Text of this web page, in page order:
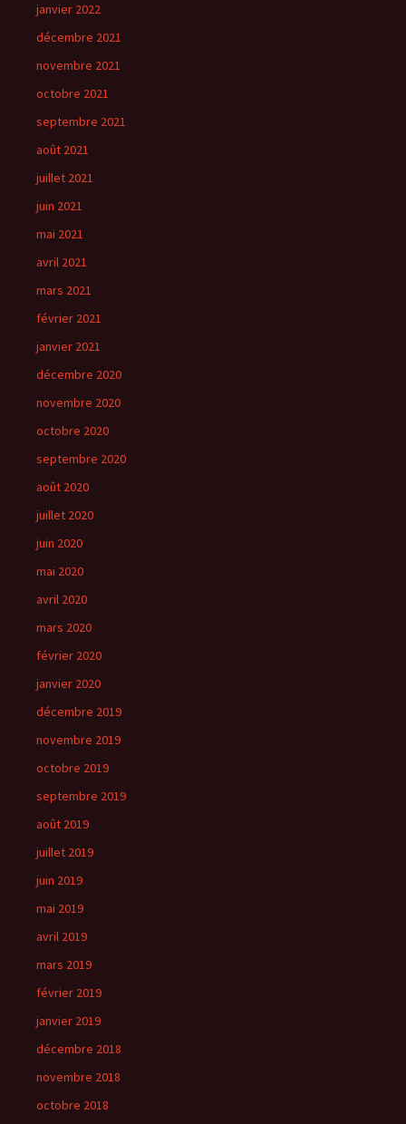
janvier 2022
décembre 2021
novembre 2021
octobre 2021
septembre 2021
août 2021
juillet 2021
juin 2021
mai 2021
avril 2021
mars 2021
février 2021
janvier 2021
décembre 2020
novembre 2020
octobre 2020
septembre 2020
août 2020
juillet 2020
juin 2020
mai 2020
avril 2020
mars 2020
février 2020
janvier 2020
décembre 2019
novembre 2019
octobre 2019
septembre 2019
août 2019
juillet 2019
juin 2019
mai 2019
avril 2019
mars 2019
février 2019
janvier 2019
décembre 2018
novembre 2018
octobre 2018